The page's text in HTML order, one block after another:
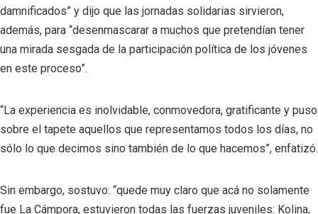
damnificados” y dijo que las jornadas solidarias sirvieron,
además, para “desenmascarar a muchos que pretendían tener
una mirada sesgada de la participación política de los jóvenes
en este proceso”.
“La experiencia es inolvidable, conmovedora, gratificante y puso
sobre el tapete aquellos que representamos todos los días, no
sólo lo que decimos sino también de lo que hacemos”, enfatizó.
Sin embargo, sostuvo: “quede muy claro que acá no solamente
fue La Cámpora, estuvieron todas las fuerzas juveniles: Kolina,